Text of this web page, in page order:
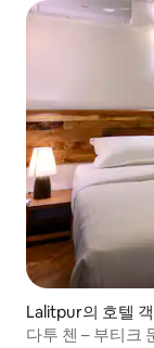
Lalitpur의 호텔
다투 첸 – 부티크